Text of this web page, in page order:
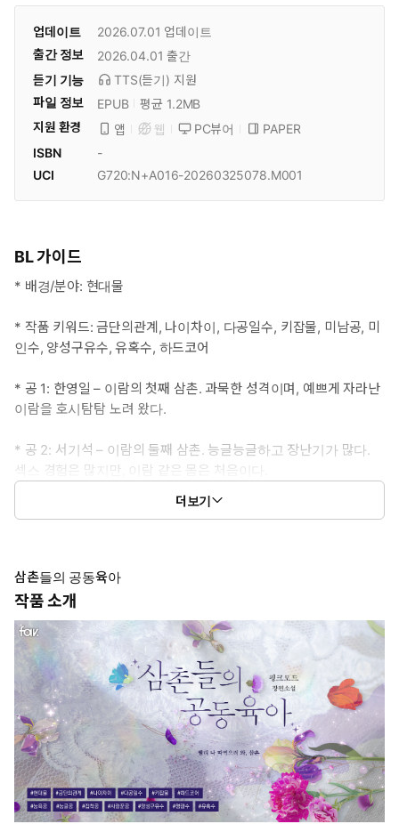
업데이트 2026.07.01 업데이트
출간 정보
2026.04.01 출간
듣기 기능
TTS(듣기) 지원
파일 정보
EPUB
평균 1.2MB
지원 환경
앱 웹 PC뷰어
PAPER
ISBN
-
UCI
G720:N+A016-20260325078.M001
BL 가이드
* 배경/분야: 현대물
* 작품 키워드: 금단의관계, 나이차이, 다공일수, 키잡물, 미남공, 미
인수, 양성구유수, 유혹수, 하드코어
* 공 1: 한영일 – 이람의 첫째 삼촌. 과묵한 성격이며, 예쁘게 자라난
이람을 호시탐탐 노려 왔다.
* 공 2: 서기석 – 이람의 둘째 삼촌. 능글능글하고 장난기가 많다.
섹스 경험은 많지만, 이람 같은 몸은 처음이다.
* 공 3: 이두진 – 이람의 막내 삼촌. 이람과 나이 터울이 크지 않아
* 수: 윤이람 – 부모님은 안 계시지만 피 한 방울 섞이지 않은 삼촌
들 손에 애지중지 자랐다. 남들과는 다른 몸과 예쁘장한 얼굴을 지
녔다. 삼촌들과 진정한 가족이 되고 싶어 그들을 유혹한다.
* 이럴 때 보세요: 부모님을 대신해 자신을 길러 준 삼촌들을 유혹해
뜨거운 관계를 맺는 조카의 배덕한 이야기가 보고 싶을 때.
* 공감 글귀: “오늘 임신하자, 이람아. 삼촌 아기 가져서 진짜 삼촌
여보 해.”
더보기
삼촌들의 공동육아
작품 소개